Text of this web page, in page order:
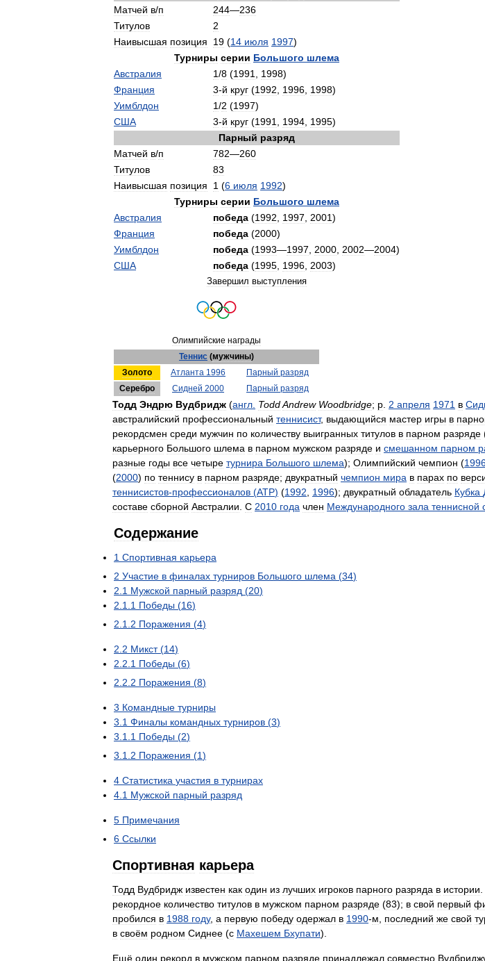
Матчей в/п 244—236
Титулов
2
Наивысшая позиция 19 (14 июля 1997)
Турниры серии Большого шлема
Австралия
1/8 (1991 1998)
Франция
3-й круг (1992 1996 1998)
Уимблдон
1/2 (1997)
США
3-й круг (1991 1994 1995)
Парный разряд
Матчей в/п 782—260
Титулов
83
Наивысшая позиция 1 (6 июля 1992)
Турниры серии Большого шлема
Австралия
победа (1992 1997 2001)
Франция
победа (2000)
Уимблдон
победа (1993—1997 2000 2002—2004)
США
победа (1995 1996 2003)
Завершил выступления
Олимпийские награды
Теннис (мужчины)
Золото
Атланта 1996 Парный разряд
Серебро
Сидней 2000 Парный разряд
Тодд Эндрю Вудбридж (англ ToddAndrew Woodbridge; р 2 апреля 1971 в
австралийский профессиональный теннисист, выдающийся мастер игры в
рекордсмен среди мужчин по количеству выигранных титулов в парном разряде
карьерного Большого шлема в парном мужском разряде и смешанном парном
разные годы все четыре турнира Большого шлема); Олимпийский чемпион (
(2000) по теннису в парном разряде; двукратный чемпион мира в парах по
теннисистов-профессионалов (АТР) (1992 1996); двукратный обладатель Кубка
составе сборной Австралии С 2010 года член Международного зала теннисной
Содержание
1 Спортивная карьера
2 Участие в финалах турниров Большого шлема (34)
2 1 Мужской парный разряд (20)
2 1 1 Победы (16)
2 1 2 Поражения (4)
2 2 Микст(14)
2 2 1 Победы (6)
2 2 2 Поражения (8)
3 Командные турниры
3 1 Финалы командных турниров (3)
3 1 1 Победы (2)
3 1 2 Поражения (1)
4 Статистика участия в турнирах
4 1 Мужской парный разряд
5 Примечания
6 Ссылки
Спортивная карьера
Тодд Вудбридж известен как один из лучших игроков парного разряда в истории
рекордное количество титулов в мужском парном разряде (83); в свой первый
пробился в 1988 году, а первую победу одержал в 1990-м последний же свой
в своём родном Сиднее (с Махешем Бхупати).
Ещё один рекорд в мужском парном разряде принадлежал совместно